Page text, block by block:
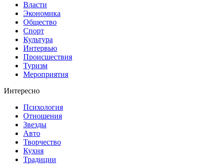
Власти
Экономика
Общество
Спорт
Культура
Интервью
Происшествия
Туризм
Мероприятия
Интересно
Психология
Отношения
Звезды
Авто
Творчество
Кухня
Традиции